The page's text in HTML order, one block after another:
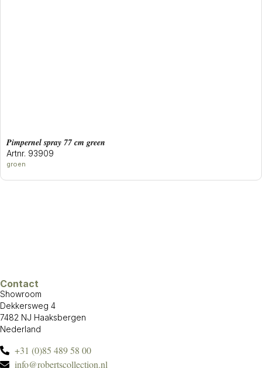
pimpernel spray 77 cm green
Artnr. 93909
groen
Contact
Showroom
Dekkersweg 4
7482 NJ Haaksbergen
Nederland
+31 (0)85 489 58 00
info@robertscollection.nl